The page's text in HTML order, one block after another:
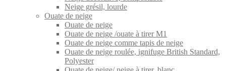
Neige grésil, lourde
Ouate de neige
Ouate de neige
Ouate de neige /ouate à tirer M1
Ouate de neige comme tapis de neige
Ouate de neige roulée, ignifuge British Standard,
Polyester